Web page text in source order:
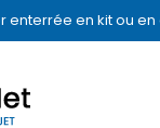
enterrée en kit ou